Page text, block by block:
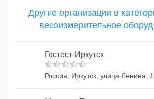
Другие организации в
весоизмерительное
Гостест-Иркутск
Россия, Иркутск, улица Ленина,